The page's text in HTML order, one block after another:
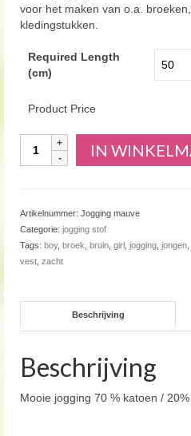
voor het maken van o.a.
kledingstukken.
Required Length
(cm)
Product Price
IN
Artikelnummer: Jogging mauve
Categorie: jogging stof
Tags: boy, broek bruin girl jogging jongen
vest zacht
Beschrijving
Beschrijving
Mooie jogging 70 % katoen /